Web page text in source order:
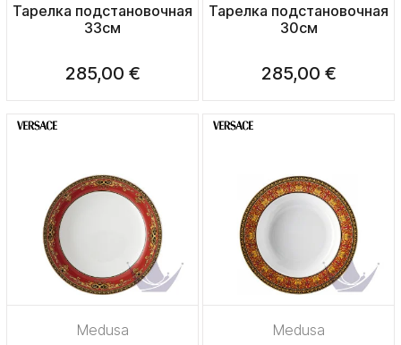
Тарелка подстановочная
33см
285,00 €
Тарелка подстановочная
30см
285,00 €
Medusa Medusa